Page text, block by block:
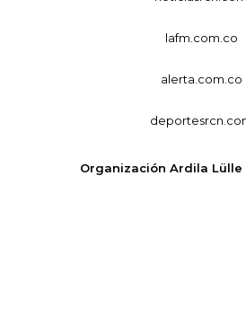
lafm.com.co
alerta.com.co
Organización Ardila Lülle